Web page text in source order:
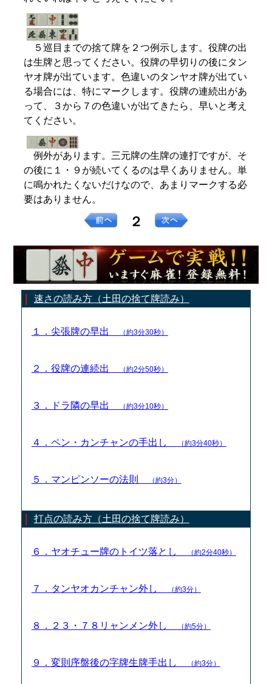
５巡目までの捨て牌を２つ例示します。役牌の出
は生牌と思ってください。役牌の早切りの後にタン
ヤオ牌が出ています。色違いのタンヤオ牌が出てい
る場合には、特にマークします。役牌の連続出があ
って、３から７の色違いが出てきたら、早いと考え
てください。
例外があります。三元牌の生牌の連打ですが、そ
の後に１・９が続いてくるのは早くありません。単
に鳴かれたくないだけなので、あまりマークする必
要はありません。
２
速さの読み方（土田の捨て牌読み）
１．尖張牌の早出 （約3分30秒）
２．役牌の連続出 （約2分50秒）
３．ドラ隣の早出 （約3分10秒）
４．ペン・カンチャンの手出し （約3分40秒）
５．マンピンソーの法則 （約3分）
打点の読み方（土田の捨て牌読み）
６．ヤオチュー牌のトイツ落とし （約2分40秒）
７．タンヤオカンチャン外し （約3分）
８．２３・７８リャンメン外し （約5分）
９．変則序盤後の字牌生牌手出し （約3分）